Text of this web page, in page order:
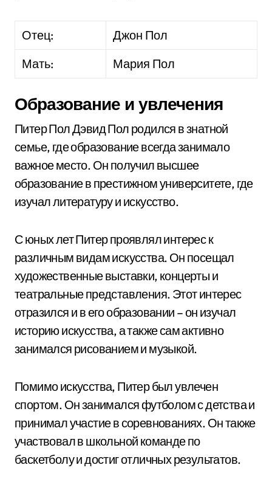
Отец:
Джон Пол
Мать:
Мария Пол
Образование и увлечения
Питер Пол Дэвид Пол родился в знатной
семье, где образование всегда занимало
важное место. Он получил высшее
образование в престижном университете, где
изучал литературу и искусство.
С юных лет Питер проявлял интерес к
различным видам искусства. Он посещал
художественные выставки, концерты и
театральные представления. Этот интерес
отразился и в его образовании – он изучал
историю искусства, а также сам активно
занимался рисованием и музыкой.
Помимо искусства, Питер был увлечен
спортом. Он занимался футболом с детства и
принимал участие в соревнованиях. Он также
участвовал в школьной команде по
баскетболу и достиг отличных результатов.